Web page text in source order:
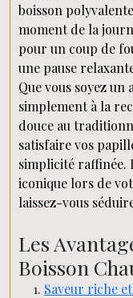
boisson
moment de la
pour un coup de
une pause
Que vous soyez
simplement à la
douce au
satisfaire vos
simplicité raffinée.
iconique lors de
laissez-vous
Les
Boisson
Saveur riche